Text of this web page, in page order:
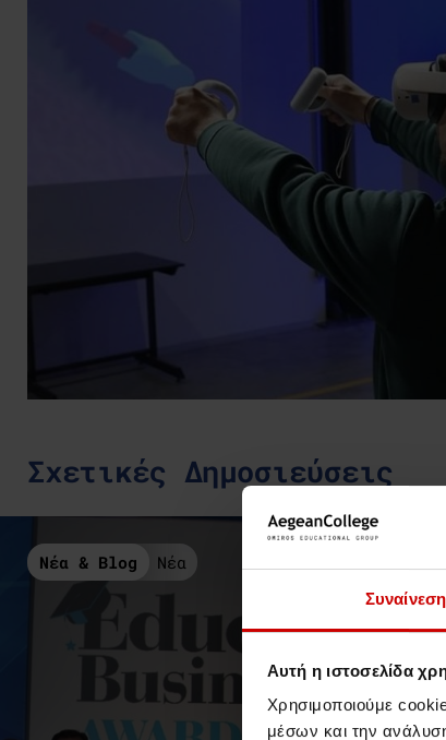
Συναίνεση
Αυτή η ιστοσελίδα
Χρησιμοποιούμε
μέσων και την
Σχετικές Δημοσιεύσεις
Νέα & Blog Νέα